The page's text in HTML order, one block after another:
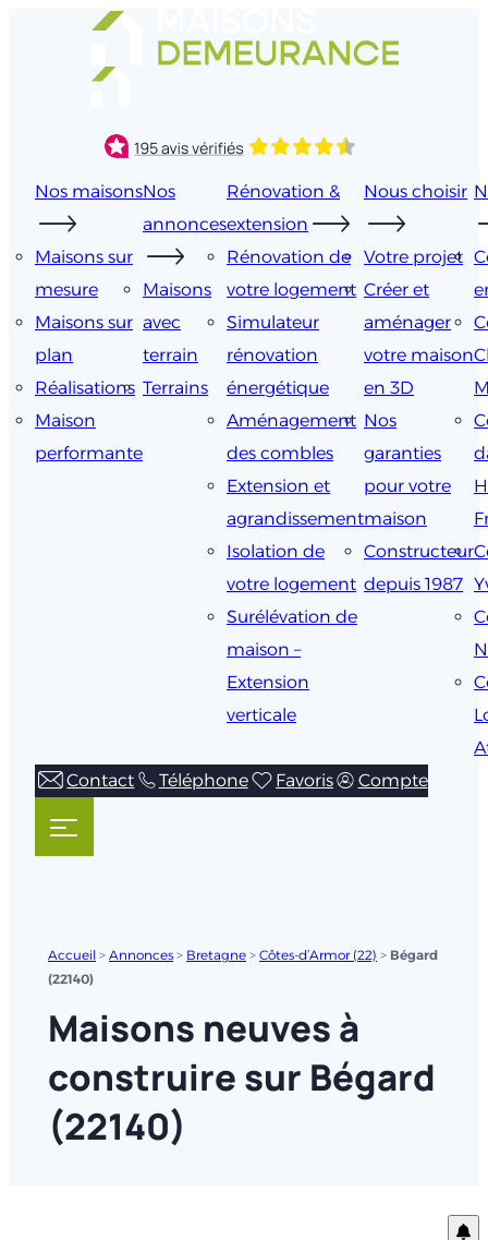
Nos maisons
Maisons sur
mesure
Maisons sur
plan
Réalisations
Maison
performante
Nos
annonces
Maisons
avec
terrain
Terrains
Rénovation &
extension
Rénovation de
votre logement
Simulateur
rénovation
énergétique
Aménagement
des combles
Extension et
agrandissement
Isolation de
votre logement
Surélévation de
maison –
Extension
verticale
Nous choisir
Votre projet
Créer et
aménager
votre maison
en 3D
Nos
garanties
pour votre
maison
Constructeur
depuis 1987
Contact
Téléphone Favoris Compte
Accueil > Annonces > Bretagne > Côtes-d’Armor (22) > Bégard
(22140)
Maisons neuves à
construire sur Bégard
(22140)